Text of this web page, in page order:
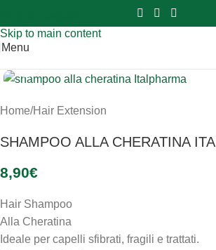
Skip to main content
Sei hai domande contattaci 📲
Menu
Home/Hair Extension
SHAMPOO ALLA CHERATINA
8,90€
Hair Shampoo
Alla Cheratina
Ideale per capelli sfibrati, fragili e trattati.